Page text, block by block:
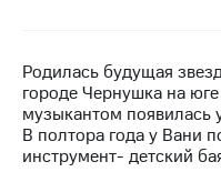
Контакты
Пригласить
спикера
Родилась будущая
городе Чернушка на
музыкантом появилась
В полтора года у Вани
инструмент- детский